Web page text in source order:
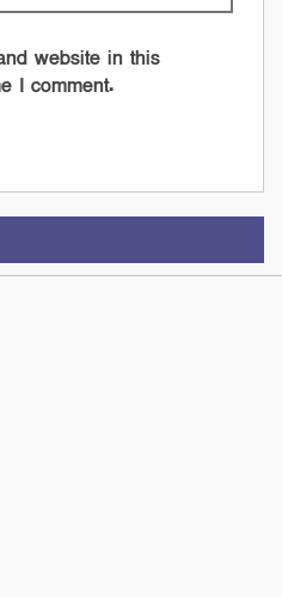
website in this
I comment.